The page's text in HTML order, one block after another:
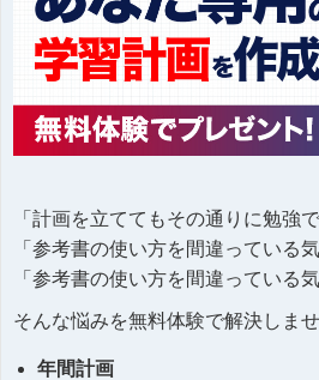
「計画を立ててもその通りに勉強で
「参考書の使い方を間違っている気
「参考書の使い方を間違っている気
そんな悩みを無料体験で解決しま
年間計画